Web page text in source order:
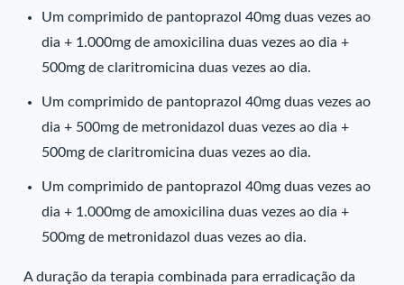
Um comprimido de pantoprazol 40mg duas vezes ao
dia + 1.000mg de amoxicilina duas vezes ao dia +
500mg de claritromicina duas vezes ao dia.
Um comprimido de pantoprazol 40mg duas vezes ao
dia + 500mg de metronidazol duas vezes ao dia +
500mg de claritromicina duas vezes ao dia.
Um comprimido de pantoprazol 40mg duas vezes ao
dia + 1.000mg de amoxicilina duas vezes ao dia +
500mg de metronidazol duas vezes ao dia.
A duração da terapia combinada para erradicação da